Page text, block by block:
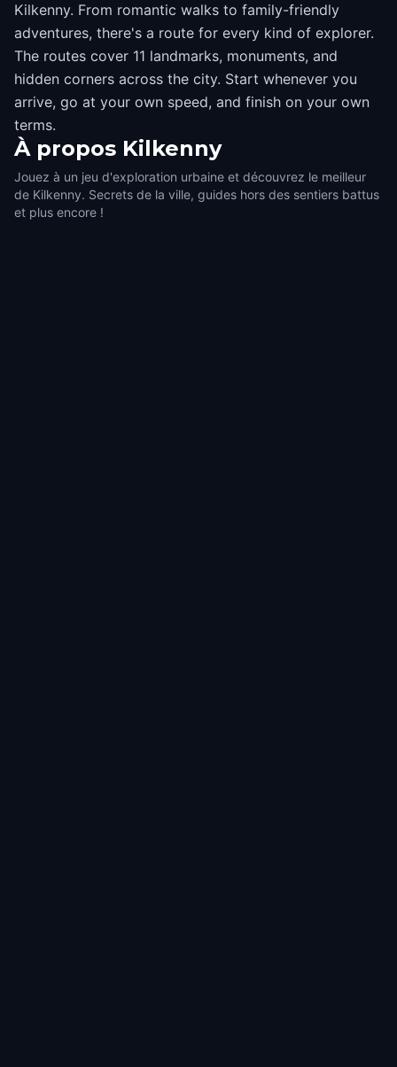
Kilkenny. From romantic walks to family-friendly
adventures, there's a route for every kind of explorer.
The routes cover 11 landmarks, monuments, and
hidden corners across the city. Start whenever you
arrive, go at your own speed, and finish on your own
terms.
À propos Kilkenny
Jouez à un jeu d'exploration urbaine et découvrez le meilleur
de Kilkenny. Secrets de la ville, guides hors des sentiers battus
et plus encore !